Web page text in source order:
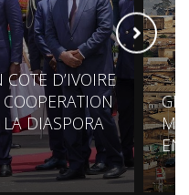
D’IVOIRE
LA DIASPORA
EN